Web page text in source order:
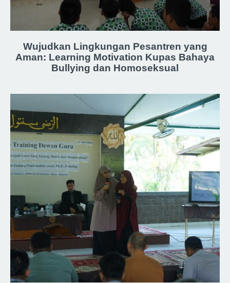
Wujudkan Lingkungan Pesantren yang
Aman: Learning Motivation Kupas Bahaya
Bullying dan Homoseksual